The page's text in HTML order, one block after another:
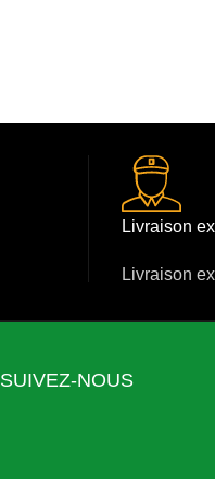
Livraison
Livraison
SUIVEZ-NOUS